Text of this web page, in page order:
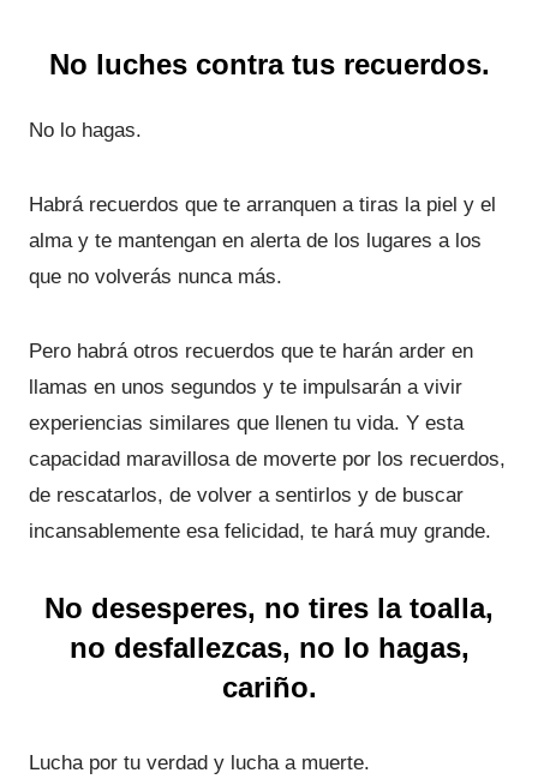
No luches contra tus recuerdos.
No lo hagas.
Habrá recuerdos que te arranquen a tiras la piel y el
alma y te mantengan en alerta de los lugares a los
que no volverás nunca más.
Pero habrá otros recuerdos que te harán arder en
llamas en unos segundos y te impulsarán a vivir
experiencias similares que llenen tu vida. Y esta
capacidad maravillosa de moverte por los recuerdos,
de rescatarlos, de volver a sentirlos y de buscar
incansablemente esa felicidad, te hará muy grande.
No desesperes, no tires la toalla,
no desfallezcas, no lo hagas,
cariño.
Lucha por tu verdad y lucha a muerte.